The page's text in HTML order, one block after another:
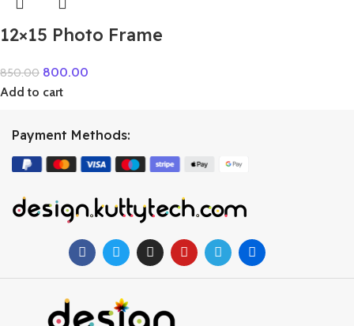
12×15 Photo Frame
850.00 800.00
Add to cart
Payment Methods: